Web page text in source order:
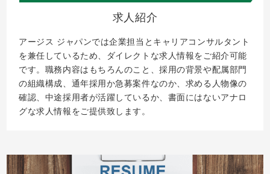
求人紹介
アージス ジャパンでは企業担当とキャリアコンサルタント
を兼任しているため、ダイレクトな求人情報をご紹介可能
です。職務内容はもちろんのこと、採用の背景や配属部門
の組織構成、通年採用か急募案件なのか、求める人物像の
確認、中途採用者が活躍しているか、書面にはないアナロ
グな求人情報をご提供致します。